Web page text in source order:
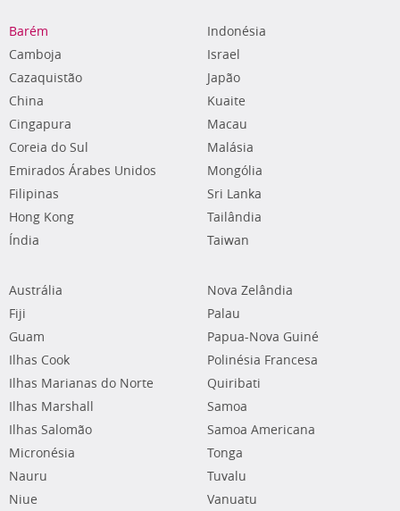
Barém
Camboja
Cazaquistão
China
Cingapura
Coreia do Sul
Emirados Árabes Unidos
Filipinas
Hong Kong
Índia
Indonésia
Israel
Japão
Kuaite
Macau
Malásia
Mongólia
Sri Lanka
Tailândia
Taiwan
Austrália
Fiji
Guam
Ilhas Cook
Ilhas Marianas do Norte
Ilhas Marshall
Ilhas Salomão
Micronésia
Nauru
Niue
Nova Zelândia
Palau
Papua-Nova Guiné
Polinésia Francesa
Quiribati
Samoa
Samoa Americana
Tonga
Tuvalu
Vanuatu